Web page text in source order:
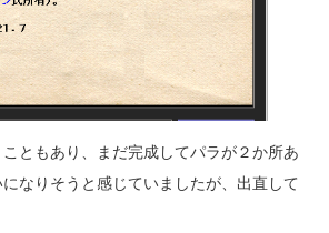
ともあり、まだ完成してパラが２か所あ
なりそうと感じていましたが、出直して